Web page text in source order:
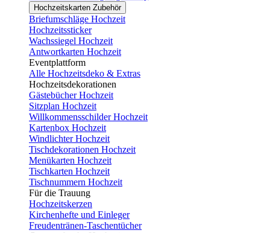
Hochzeitskarten Zubehör
Briefumschläge Hochzeit
Hochzeitssticker
Wachssiegel Hochzeit
Antwortkarten Hochzeit
Eventplattform
Alle Hochzeitsdeko & Extras
Hochzeitsdekorationen
Gästebücher Hochzeit
Sitzplan Hochzeit
Willkommensschilder Hochzeit
Kartenbox Hochzeit
Windlichter Hochzeit
Tischdekorationen Hochzeit
Menükarten Hochzeit
Tischkarten Hochzeit
Tischnummern Hochzeit
Für die Trauung
Hochzeitskerzen
Kirchenhefte und Einleger
Freudentränen-Taschentücher